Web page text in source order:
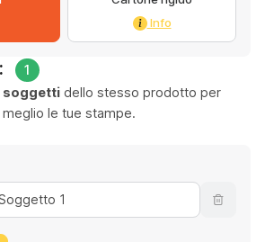
Info
1
soggetti dello stesso prodotto per
le tue stampe.